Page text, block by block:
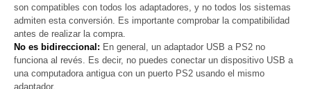
son compatibles con todos los adaptadores, y no todos los sistemas
admiten esta conversión. Es importante comprobar la compatibilidad
antes de realizar la compra.
No es bidireccional: En general, un adaptador USB a PS2 no
funciona al revés. Es decir, no puedes conectar un dispositivo USB a
una computadora antigua con un puerto PS2 usando el mismo
adaptador.